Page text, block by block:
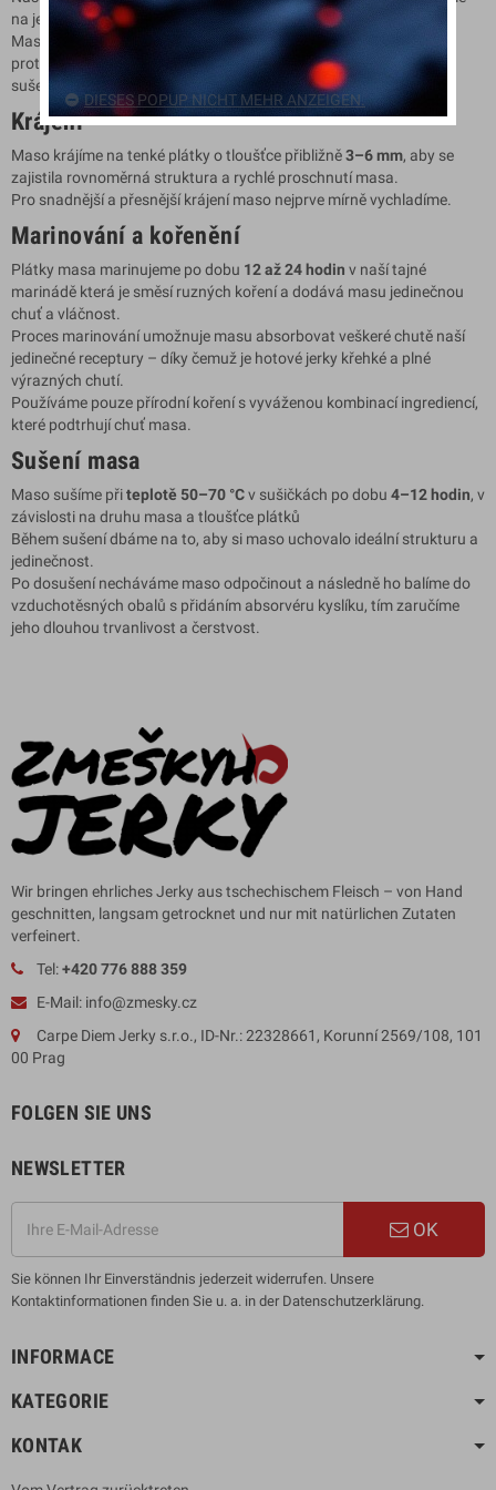
na jeho původ a čerstvost.
Maso pečlivě před výrobou zbavujeme šlach a tukových částí,
protože ty by jinak ovlivnili chuť a strukturu našeho jedinečného
sušeného masa.
Krájení
Maso krájíme na tenké plátky o tloušťce přibližně3–6 mm, aby se
zajistila rovnoměrná struktura a rychlé proschnutí masa.
Pro snadnější a přesnější krájení maso nejprve mírně vychladíme.
Marinování a kořenění
Plátky masa marinujeme po dobu 12 až 24 hodin v naší tajné
marinádě která je směsí ruzných koření a dodává masu jedinečnou
chuť a vláčnost.
Proces marinování umožnuje masu absorbovat veškeré chutě naší
jedinečné receptury – díky čemuž je hotové jerky křehké a plné
výrazných chutí.
Používáme pouze přírodní koření s vyváženou kombinací ingrediencí,
které podtrhují chuť masa.
Sušení masa
Maso sušíme přiteplotě 50–70 °Cv sušičkách po dobu 4–12 hodin, v
závislosti na druhu masa a tloušťce plátků
Během sušení dbáme na to, aby si maso uchovalo ideální strukturu a
jedinečnost.
Po dosušení necháváme maso odpočinout a následně ho balíme do
vzduchotěsných obalů s přidáním absorvéru kyslíku, tím zaručíme
jeho dlouhou trvanlivost a čerstvost.
Wir bringen ehrliches Jerky aus tschechischem Fleisch – von Hand
geschnitten, langsam getrocknet und nur mit natürlichen Zutaten
verfeinert.
Tel:+420 776 888 359
E-Mail: info@zmesky.cz
Carpe Diem Jerky s.r.o., ID-Nr.: 22328661, Korunní 2569/108, 101
00 Prag
FOLGEN SIE UNS
NEWSLETTER
OK
Sie können Ihr Einverständnis jederzeit widerrufen. Unsere
Kontaktinformationen finden Sie u. a. in der Datenschutzerklärung.
INFORMACE
KATEGORIE
KONTAK
DIESES POPUP NICHT MEHR ANZEIGEN.